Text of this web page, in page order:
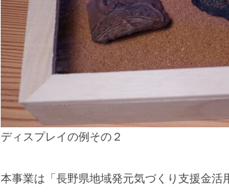
ディスプレイの例その２
本事業は「長野県地域発元気づくり支援金活